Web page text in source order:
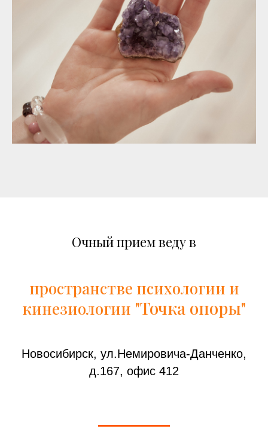
Очный прием веду в
пространстве психологии и
кинезиологии "Точка опоры"
Новосибирск, ул.Немировича-Данченко,
д.167, офис 412